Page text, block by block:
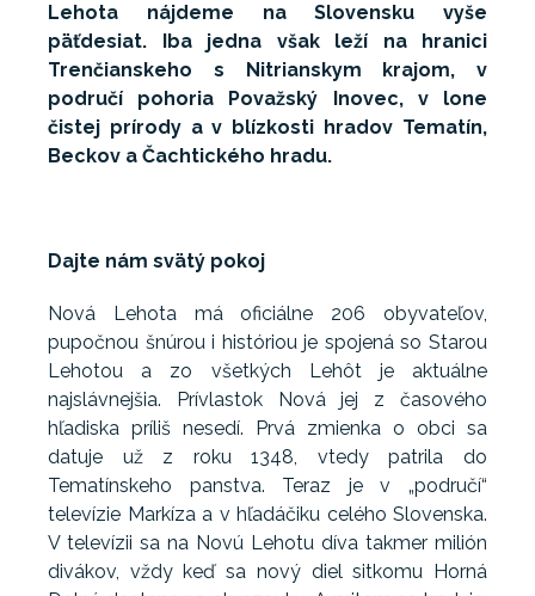
Lehota nájdeme na Slovensku vyše
päťdesiat. Iba jedna však leží na hranici
Trenčianskeho s Nitrianskym krajom, v
područí pohoria Považský Inovec, v lone
čistej prírody a v blízkosti hradov Tematín,
Beckov a Čachtického hradu.
Dajte nám svätý pokoj
Nová Lehota má oficiálne 206 obyvateľov,
pupočnou šnúrou i históriou je spojená so Starou
Lehotou a zo všetkých Lehôt je aktuálne
najslávnejšia. Prívlastok Nová jej z časového
hľadiska príliš nesedí. Prvá zmienka o obci sa
datuje už z roku 1348, vtedy patrila do
Tematínskeho panstva. Teraz je v „područí“
televízie Markíza a v hľadáčiku celého Slovenska.
V televízii sa na Novú Lehotu díva takmer milión
divákov, vždy keď sa nový diel sitkomu Horná